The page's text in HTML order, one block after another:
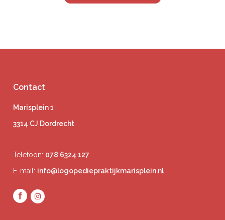
Contact
Marisplein 1
3314 CJ Dordrecht
Telefoon: 078 6324 127
E-mail: info@logopediepraktijkmarisplein.nl